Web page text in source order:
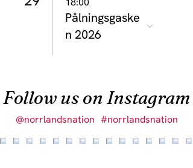
Pålningsgaske
n 2026
Follow us on Instagram
#norrlandsnation
@norrlandsnation